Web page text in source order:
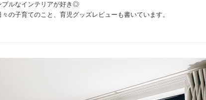
プルなインテリアが好き◎
の子育てのこと、育児グッズレビューも書いています。